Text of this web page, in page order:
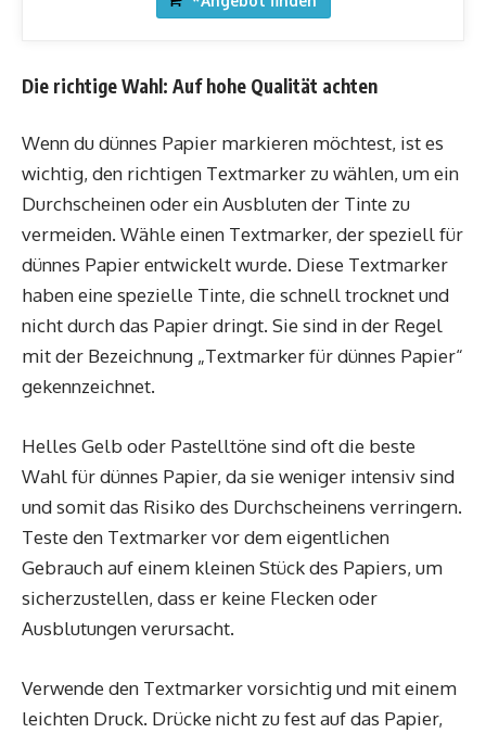
Die richtige Wahl: Auf hohe Qualität achten
Wenn du dünnes Papier markieren möchtest, ist es
wichtig, den richtigen Textmarker zu wählen, um ein
Durchscheinen oder ein Ausbluten der Tinte zu
vermeiden. Wähle einen Textmarker, der speziell für
dünnes Papier entwickelt wurde. Diese Textmarker
haben eine spezielle Tinte, die schnell trocknet und
nicht durch das Papier dringt. Sie sind in der Regel
mit der Bezeichnung „Textmarker für dünnes Papier“
gekennzeichnet.
Helles Gelb oder Pastelltöne sind oft die beste
Wahl für dünnes Papier, da sie weniger intensiv sind
und somit das Risiko des Durchscheinens verringern.
Teste den Textmarker vor dem eigentlichen
Gebrauch auf einem kleinen Stück des Papiers, um
sicherzustellen, dass er keine Flecken oder
Ausblutungen verursacht.
Verwende den Textmarker vorsichtig und mit einem
leichten Druck. Drücke nicht zu fest auf das Papier,